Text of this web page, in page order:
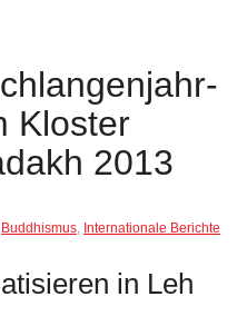
Kloster
2013
Buddhismus, Internationale Berichte
in Leh